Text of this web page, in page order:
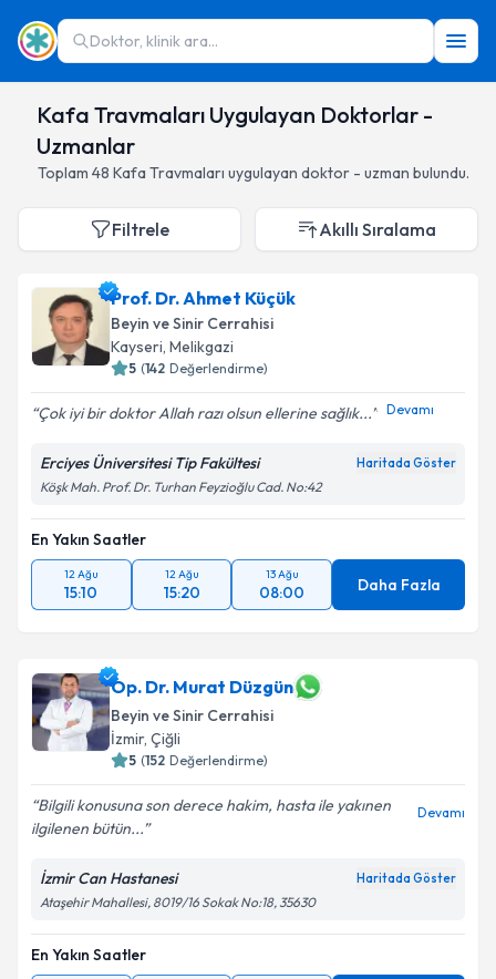
Doktor, klinik ara...
Kafa Travmaları Uygulayan Doktorlar -
Uzmanlar
Toplam 48 Kafa Travmaları uygulayan doktor - uzman bulundu.
Filtrele Akıllı Sıralama
Prof. Dr. Ahmet Küçük
Beyin ve Sinir Cerrahisi
Kayseri, Melikgazi
5 (142 Değerlendirme)
Çok iyi bir doktor Allah razı olsun ellerine sağlık... Devamı
Erciyes Üniversitesi Tip Fakültesi Haritada Göster
Köşk Mah. Prof. Dr. Turhan Feyzioğlu Cad. No:42
En Yakın Saatler
12 Ağu
15:10
12 Ağu
15:20
13 Ağu
08:00 Daha Fazla
Op. Dr. Murat Düzgün
Beyin ve Sinir Cerrahisi
İzmir, Çiğli
5 (152 Değerlendirme)
Bilgili konusuna son derece hakim, hasta ile yakınen
ilgilenen bütün...
Devamı
İzmir Can Hastanesi Haritada Göster
Ataşehir Mahallesi, 8019/16 Sokak No:18, 35630
En Yakın Saatler